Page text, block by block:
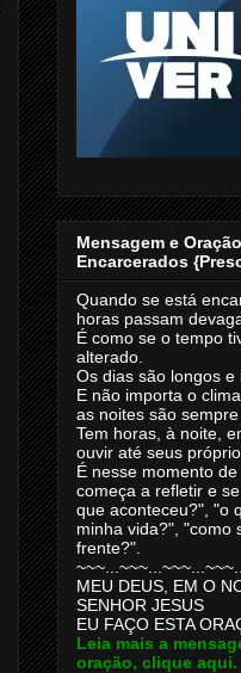
Mensagem e
Encarcerados
Quando se está
horas passam
É como se o tempo
alterado.
Os dias são longos e
E não importa o
as noites são
Tem horas, à noite,
ouvir até seus
É nesse momento
começa a refletir e
que aconteceu?", "o
minha vida?", "como
frente?".
MEU DEUS, EM O
SENHOR JESUS
EU FAÇO ESTA
Leia mais a
oração, clique aqui.